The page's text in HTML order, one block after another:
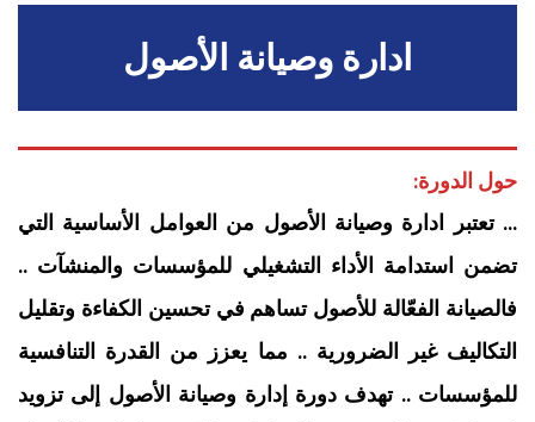
ادارة وصيانة الأصول
حول الدورة:
… تعتبر ادارة وصيانة الأصول من العوامل الأساسية التي
تضمن استدامة الأداء التشغيلي للمؤسسات والمنشآت ..
فالصيانة الفعّالة للأصول تساهم في تحسين الكفاءة وتقليل
التكاليف غير الضرورية .. مما يعزز من القدرة التنافسية
للمؤسسات .. تهدف دورة إدارة وصيانة الأصول إلى تزويد